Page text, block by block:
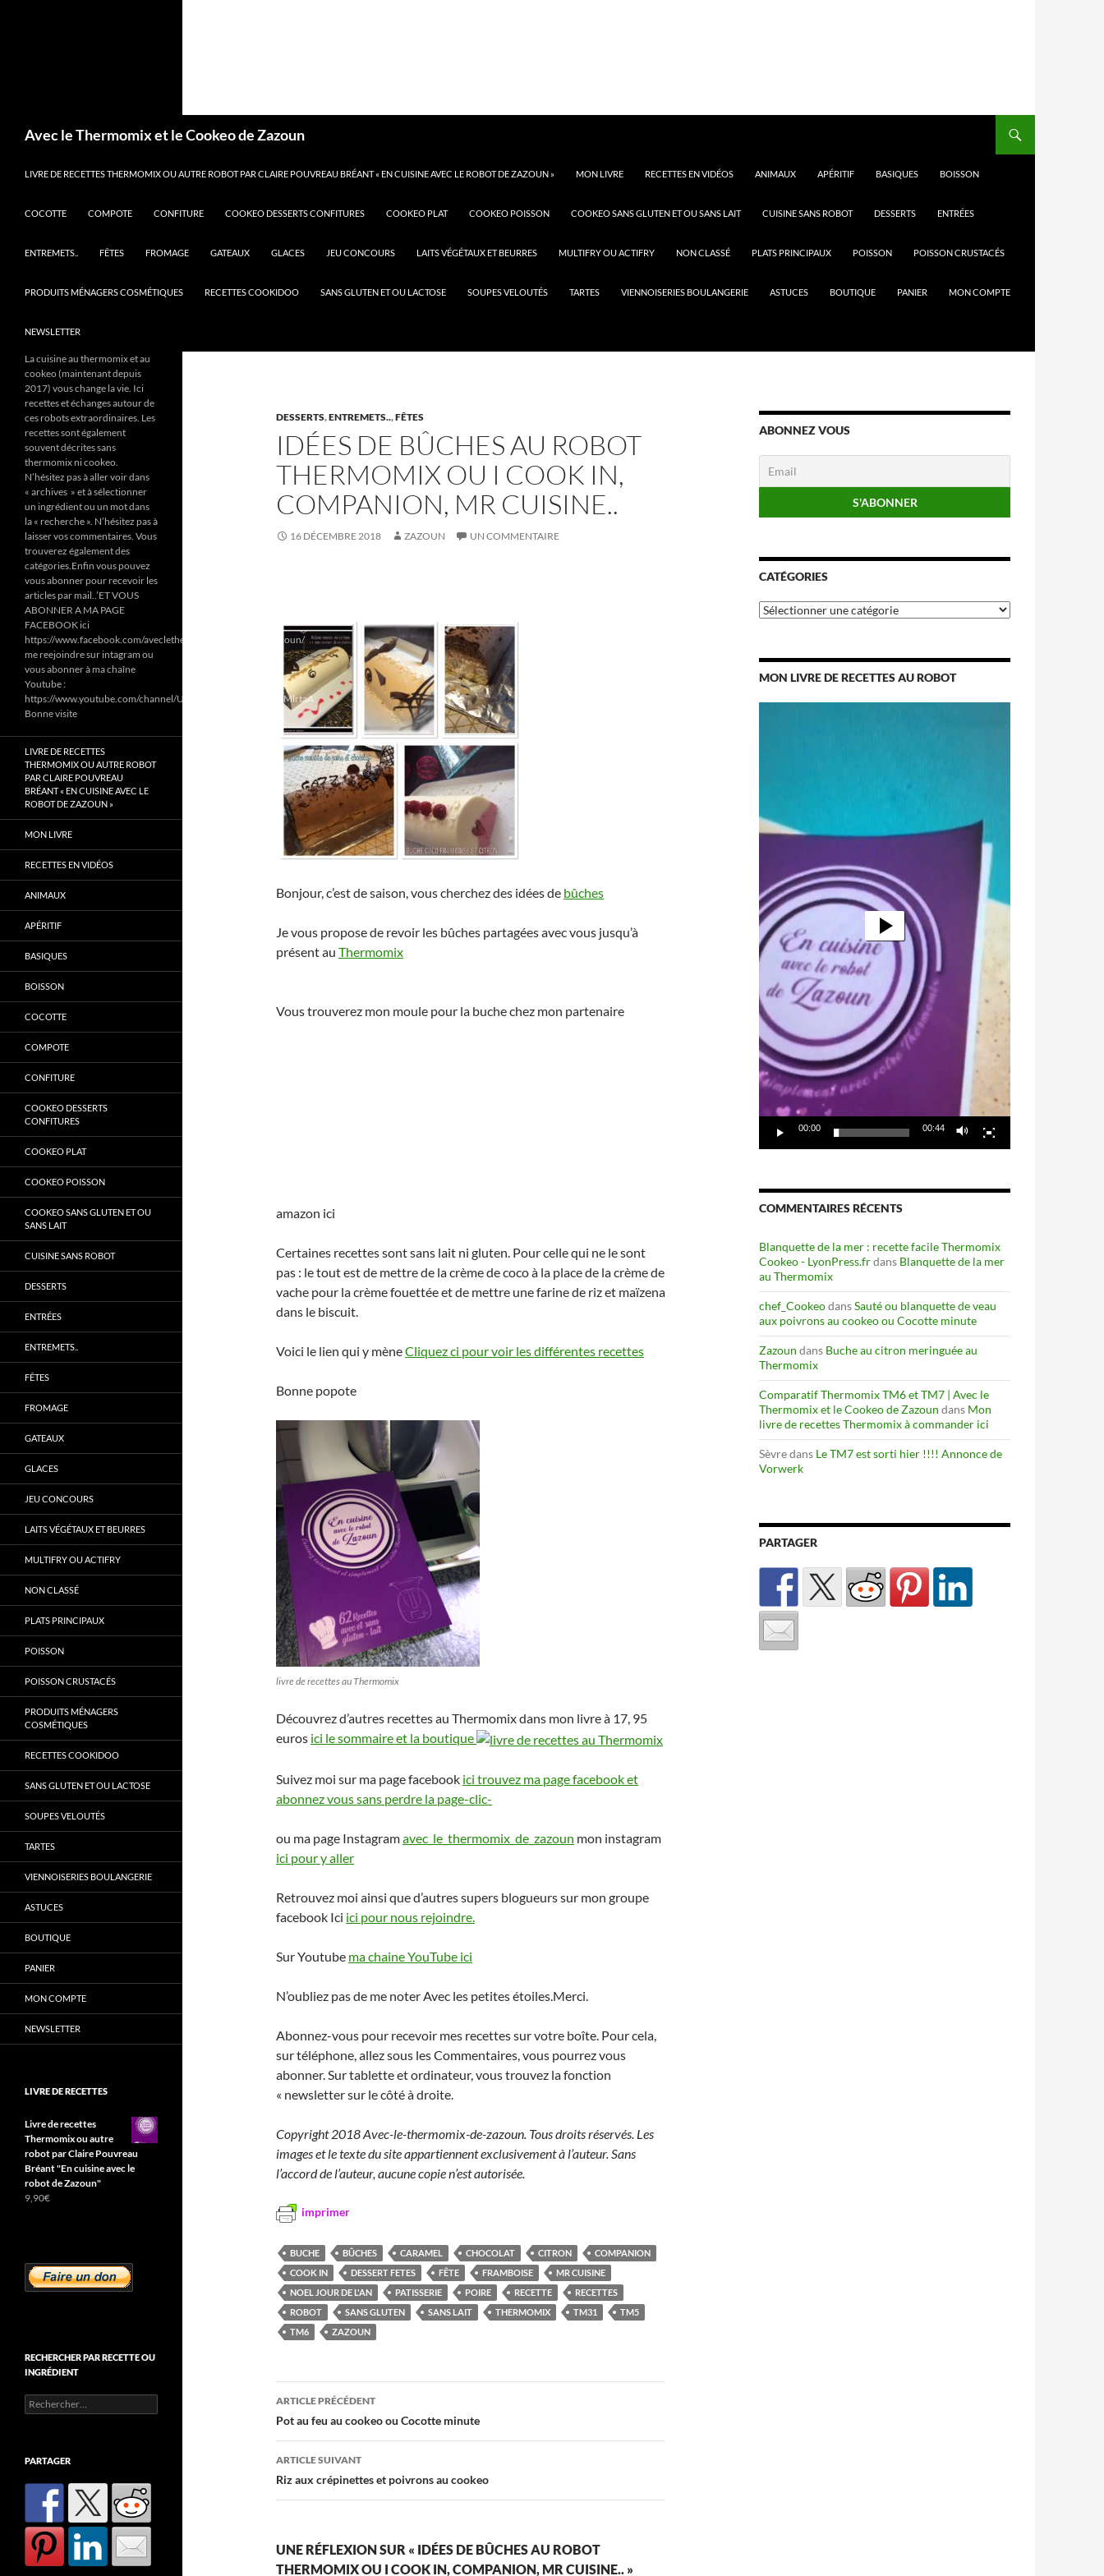
Avec le Thermomix et le Cookeo de Zazoun
LIVRE DE RECETTES THERMOMIX OU AUTRE ROBOT PAR CLAIRE POUVREAU BRÉANT « EN CUISINE AVEC LE ROBOT DE ZAZOUN » MON LIVRE RECETTES EN VIDÉOS ANIMAUX APÉRITIF BASIQUES BOISSON
COCOTTE COMPOTE CONFITURE COOKEO DESSERTS CONFITURES COOKEO PLAT COOKEO POISSON COOKEO SANS GLUTEN ET OU SANS LAIT CUISINE SANS ROBOT DESSERTS ENTRÉES
ENTREMETS.. FÊTES FROMAGE GATEAUX GLACES JEU CONCOURS LAITS VÉGÉTAUX ET BEURRES MULTIFRY OU ACTIFRY NON CLASSÉ PLATS PRINCIPAUX POISSON POISSON CRUSTACÉS
PRODUITS MÉNAGERS COSMÉTIQUES RECETTES COOKIDOO SANS GLUTEN ET OU LACTOSE SOUPES VELOUTÉS TARTES VIENNOISERIES BOULANGERIE ASTUCES BOUTIQUE PANIER MON COMPTE
NEWSLETTER
DESSERTS,ENTREMETS..,FÊTES
IDÉES DE BÛCHES AU ROBOT
THERMOMIX OU I COOK IN,
COMPANION, MR CUISINE..
16 DÉCEMBRE 2018 ZAZOUN UN COMMENTAIRE
Bonjour, c’est de saison, vous cherchez des idées de bûches
Je vous propose de revoir les bûches partagées avec vous jusqu’à
présent au Thermomix
Vous trouverez mon moule pour la buche chez mon partenaire
amazon ici
Certaines recettes sont sans lait ni gluten. Pour celle qui ne le sont
pas : le tout est de mettre de la crème de coco à la place de la crème de
vache pour la crème fouettée et de mettre une farine de riz et maïzena
dans le biscuit.
Voici le lien qui y mèneCliquez ci pour voir les différentes recettes
Bonne popote
livre de recettes au Thermomix
Découvrez d’autres recettes au Thermomix dans mon livre à 17, 95
euros ici le sommaire et la boutique
Suivez moi sur ma page facebook ici trouvez ma page facebook et
abonnez vous sans perdre la page-clic-
ou ma page Instagramavec_le_thermomix_de_zazoun mon instagram
ici pour y aller
Retrouvez moi ainsi que d’autres supers blogueurs sur mon groupe
facebook Ici ici pour nous rejoindre.
Sur Youtube ma chaine YouTube ici
N’oubliez pas de me noter Avec les petites étoiles.Merci.
Abonnez-vous pour recevoir mes recettes sur votre boîte. Pour cela,
sur téléphone, allez sous les Commentaires, vous pourrez vous
abonner. Sur tablette et ordinateur, vous trouvez la fonction
« newsletter sur le côté à droite.
Copyright 2018 Avec-le-thermomix-de-zazoun. Tous droits réservés. Les
images et le texte du site appartiennent exclusivement à l’auteur. Sans
l’accord de l’auteur, aucune copie n’est autorisée.
imprimer
BUCHE BÛCHES CARAMEL CHOCOLAT CITRON
COMPANION
COOK IN
DESSERT FETES FÊTE FRAMBOISE
MR CUISINE
NOEL JOUR DE L'AN
PATISSERIE POIRE RECETTE
RECETTES
ROBOT
SANS GLUTEN SANS LAIT THERMOMIX TM31
TM5
TM6
ZAZOUN
Navigation
des
articles
ARTICLE PRÉCÉDENT
Pot au feu au cookeo ou Cocotte minute
ARTICLE SUIVANT
Riz aux crépinettes et poivrons au cookeo
UNE RÉFLEXION SUR « IDÉES DE BÛCHES AU ROBOT
THERMOMIX OU I COOK IN, COMPANION, MR CUISINE.. »
ABONNEZ VOUS
CATÉGORIES
Catégories
MON LIVRE DE RECETTES AU ROBOT
00:00 00:44
COMMENTAIRES RÉCENTS
Blanquette de la mer : recette facile Thermomix
Cookeo - LyonPress.frdans Blanquette de la mer
au Thermomix
chef_CookeodansSauté ou blanquette de veau
aux poivrons au cookeo ou Cocotte minute
Zazoun dans Buche au citron meringuée au
Thermomix
Comparatif Thermomix TM6 et TM7 | Avec le
Thermomix et le Cookeo de Zazoun dans Mon
livre de recettes Thermomix à commander ici
Sèvredans Le TM7 est sorti hier !!!! Annonce de
Vorwerk
PARTAGER
La cuisine au thermomix et au
cookeo (maintenant depuis
2017) vous change la vie. Ici
recettes et échanges autour de
ces robots extraordinaires. Les
recettes sont également
souvent décrites sans
thermomix ni cookeo.
N’hésitez pas à aller voir dans
« archives » et à sélectionner
un ingrédient ou un mot dans
la « recherche ». N’hésitez pas à
laisser vos commentaires. Vous
trouverez également des
catégories.Enfin vous pouvez
vous abonner pour recevoir les
articles par mail..’ET VOUS
ABONNER A MA PAGE
FACEBOOK ici
https://www.facebook.com/aveclethermomixetcookeodezazoun/
me reejoindre sur intagram ou
vous abonner à ma chaîne
Youtube :
https://www.youtube.com/channel/UC6Pa6dF808fmGjZ5MMlrtaA
Bonne visite
LIVRE DE RECETTES
THERMOMIX OU AUTRE ROBOT
PAR CLAIRE POUVREAU
BRÉANT « EN CUISINE AVEC LE
ROBOT DE ZAZOUN »
MON LIVRE
RECETTES EN VIDÉOS
ANIMAUX
APÉRITIF
BASIQUES
BOISSON
COCOTTE
COMPOTE
CONFITURE
COOKEO DESSERTS
CONFITURES
COOKEO PLAT
COOKEO POISSON
COOKEO SANS GLUTEN ET OU
SANS LAIT
CUISINE SANS ROBOT
DESSERTS
ENTRÉES
ENTREMETS..
FÊTES
FROMAGE
GATEAUX
GLACES
JEU CONCOURS
LAITS VÉGÉTAUX ET BEURRES
MULTIFRY OU ACTIFRY
NON CLASSÉ
PLATS PRINCIPAUX
POISSON
POISSON CRUSTACÉS
PRODUITS MÉNAGERS
COSMÉTIQUES
RECETTES COOKIDOO
SANS GLUTEN ET OU LACTOSE
SOUPES VELOUTÉS
TARTES
VIENNOISERIES BOULANGERIE
ASTUCES
BOUTIQUE
PANIER
MON COMPTE
NEWSLETTER
LIVRE DE RECETTES
Livre de recettes
Thermomix ou autre
robot par Claire Pouvreau
Bréant "En cuisine avec le
robot de Zazoun"
9,90€
RECHERCHER PAR RECETTE OU
INGRÉDIENT
Rechercher :
PARTAGER